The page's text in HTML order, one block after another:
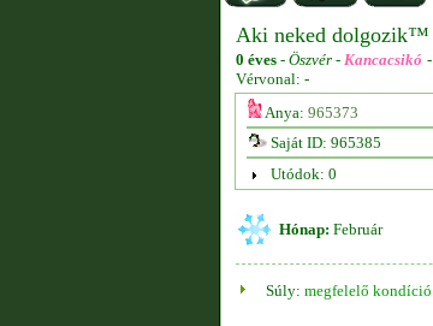
Aki neked dolgozik™
0 éves - Öszvér - Kancacsikó -
Vérvonal: -
Anya: 965373
Saját ID: 965385
Utódok: 0
Hónap: Február
Súly: megfelelő kondíció